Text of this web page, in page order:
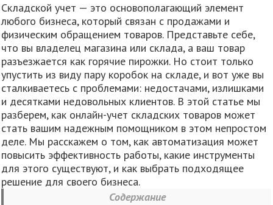
Складской учет — это основополагающий элемент
любого бизнеса, который связан с продажами и
физическим обращением товаров. Представьте себе,
что вы владелец магазина или склада, а ваш товар
разъезжается как горячие пирожки. Но стоит только
упустить из виду пару коробок на складе, и вот уже вы
сталкиваетесь с проблемами: недостачами, излишками
и десятками недовольных клиентов. В этой статье мы
разберем, как онлайн-учет складских товаров может
стать вашим надежным помощником в этом непростом
деле. Мы расскажем о том, как автоматизация может
повысить эффективность работы, какие инструменты
для этого существуют, и как выбрать подходящее
решение для своего бизнеса.
Содержание